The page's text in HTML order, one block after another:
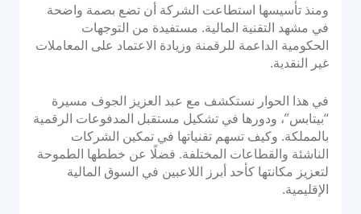
المطورون
الوثائق والإرشادات
تكاملات واجهة برمجة التطبيقات
تكاملات حزمة تطوير البرامج
منتدى المجموعة
ومنذ تأسيسها استطاعت الشركة أن تضع بصمة واضحة
في مشهد التقنية المالية. مستفيدة من التوجهات
الحكومية الداعمة للرقمنة وزيادة الاعتماد على المعاملات
غير النقدية.
في هذا الحوار نستكشف مع عبد العزيز الجوف مسيرة
“بيتابس”، ودورها في تشكيل مستقبل المدفوعات الرقمية
بالمملكة. وكيف تسهم تقنياتها في تمكين الشركات
الناشئة والقطاعات المختلفة. فضلًا عن خططها الطموحة
لتعزيز مكانتها كأحد أبرز اللاعبين في السوق المالية
الإقليمية.